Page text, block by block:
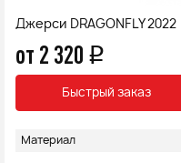
Джерси DRAGONFLY 2022
от 2 320 q
Быстрый заказ
Материал